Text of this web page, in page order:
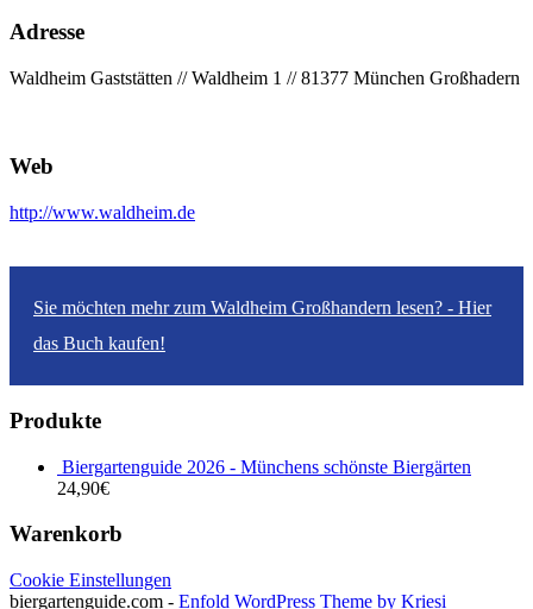
Adresse
Waldheim Gaststätten // Waldheim 1 // 81377 München Großhadern
Web
http://www.waldheim.de
Sie möchten mehr zum Waldheim Großhandern lesen? - Hier
das Buch kaufen!
Produkte
Biergartenguide 2026 - Münchens schönste Biergärten
24,90€
Warenkorb
Cookie Einstellungen
biergartenguide.com - Enfold WordPress Theme by Kriesi